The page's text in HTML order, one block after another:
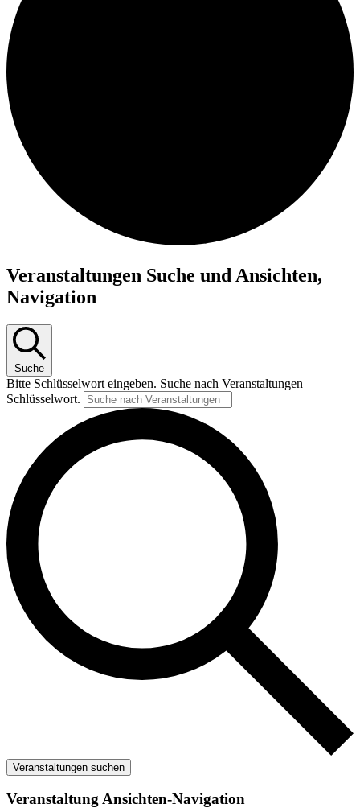
Veranstaltungen
für
9.
Juni
2026
Veranstaltungen Suche und Ansichten,
Navigation
Suche
Bitte Schlüsselwort eingeben. Suche nach Veranstaltungen
Schlüsselwort.
Veranstaltungen suchen
Veranstaltung Ansichten-Navigation